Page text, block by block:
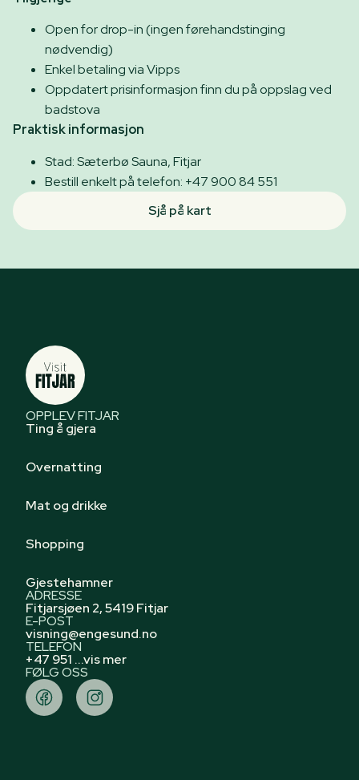
Open for drop-in (ingen førehandstinging
nødvendig)
Enkel betaling via Vipps
Oppdatert prisinformasjon finn du på oppslag ved
badstova
Praktisk informasjon
Stad: Sæterbø Sauna, Fitjar
Bestill enkelt på telefon: +47 900 84 551
Sjå på kart
OPPLEV FITJAR
Ting å gjera
Overnatting
Mat og drikke
Shopping
Gjestehamner
ADRESSE
Fitjarsjøen 2, 5419 Fitjar
E-POST
visning@engesund.no
TELEFON
+47 951 ...vis mer
FØLG OSS